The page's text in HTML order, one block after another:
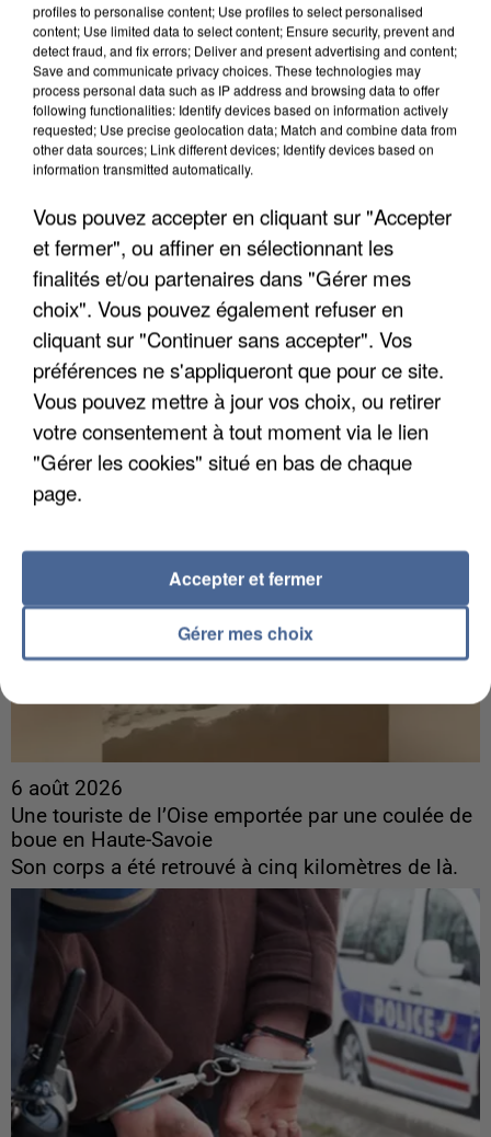
6 août 2026
Gabriel Attal et Raphaël Glucksmann visés par des
ingérences...
Sollicité, Sébastien Lecornu annonce un "travail
commun" avec les partis à la rentrée.
6 août 2026
Une touriste de l’Oise emportée par une coulée de
boue en Haute-Savoie
Son corps a été retrouvé à cinq kilomètres de là.
profiles to personalise content; Use profiles to select personalised
content; Use limited data to select content; Ensure security, prevent and
detect fraud, and fix errors; Deliver and present advertising and content;
Save and communicate privacy choices. These technologies may
process personal data such as IP address and browsing data to offer
following functionalities: Identify devices based on information actively
requested; Use precise geolocation data; Match and combine data from
other data sources; Link different devices; Identify devices based on
information transmitted automatically.
Vous pouvez accepter en cliquant sur "Accepter
et fermer", ou affiner en sélectionnant les
finalités et/ou partenaires dans "Gérer mes
choix". Vous pouvez également refuser en
cliquant sur "Continuer sans accepter". Vos
préférences ne s'appliqueront que pour ce site.
Vous pouvez mettre à jour vos choix, ou retirer
votre consentement à tout moment via le lien
"Gérer les cookies" situé en bas de chaque
page.
Gérer mes choix
Accepter et fermer